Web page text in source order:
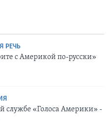
РЕЧЬ
с Америкой по-русски»
службе «Голоса Америки» -